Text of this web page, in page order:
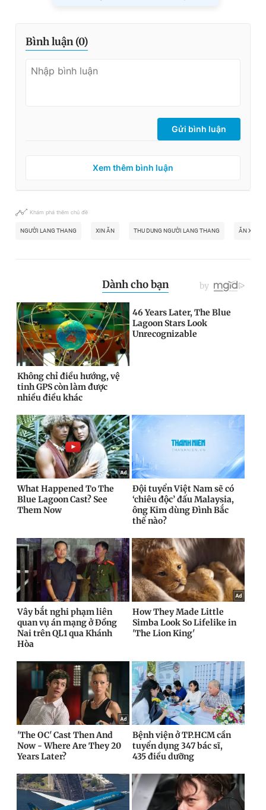
Bình luận (0)
Gửi bình luận
Xem thêm bình luận
Khám phá thêm chủ đề
NGƯỜI LANG THANG XIN ĂN THU DUNG NGƯỜI LANG THANG ĂN XIN